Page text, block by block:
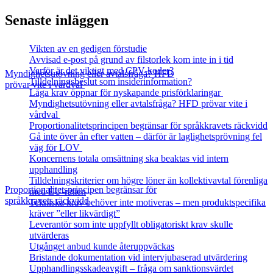
Myndighetsutövning eller avtalsfråga? HFD
prövar vite i vårdval
Proportionalitetsprincipen begränsar för
språkkravets räckvidd
Senaste inläggen
Vikten av en gedigen förstudie
Avvisad e-post på grund av filstorlek kom inte in i tid
Varför är det viktigt med CPV-koder?
Tilldelningsbeslut som insiderinformation?
Låga krav öppnar för nyskapande prisförklaringar
Myndighetsutövning eller avtalsfråga? HFD prövar vite i
vårdval
Proportionalitetsprincipen begränsar för språkkravets räckvidd
Gå inte över ån efter vatten – därför är laglighetsprövning fel
väg för LOV
Koncernens totala omsättning ska beaktas vid intern
upphandling
Tilldelningskriterier om högre löner än kollektivavtal förenliga
med EU‑rätten
Tekniska krav behöver inte motiveras – men produktspecifika
kräver ”eller likvärdigt”
Leverantör som inte uppfyllt obligatoriskt krav skulle
utvärderas
Utgånget anbud kunde återuppväckas
Bristande dokumentation vid intervjubaserad utvärdering
Upphandlingsskadeavgift – fråga om sanktionsvärdet